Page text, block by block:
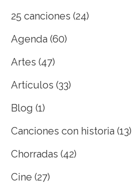
25 canciones (24)
Agenda (60)
Artes (47)
Artículos (33)
Blog (1)
Canciones con historia (13)
Chorradas (42)
Cine (27)